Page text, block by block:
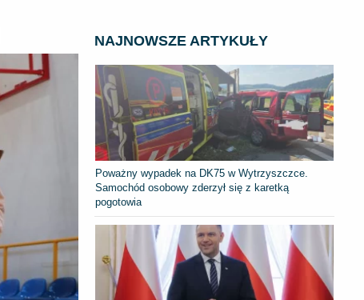
NAJNOWSZE ARTYKUŁY
Poważny wypadek na DK75 w Wytrzyszczce.
Samochód osobowy zderzył się z karetką
pogotowia